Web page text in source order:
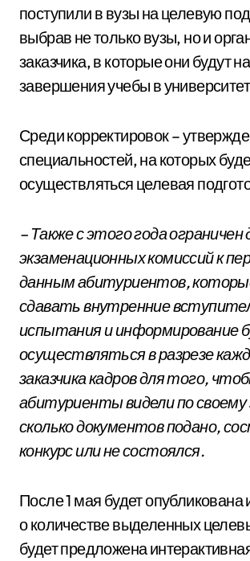
поступили в вузы на целевую
выбрав не только вузы, но и
заказчика, в которые они будут
завершения учебы в
Среди корректировок –
специальностей, на которых
осуществляться целевая
– Также с этого года
экзаменационных комиссий к
данным абитуриентов,
сдавать внутренние
испытания и информирование
осуществляться в разрезе
заказчика кадров для того,
абитуриенты видели по своему
сколько документов подано,
конкурс или не состоялся.
После 1 мая будет
о количестве выделенных
будет предложена